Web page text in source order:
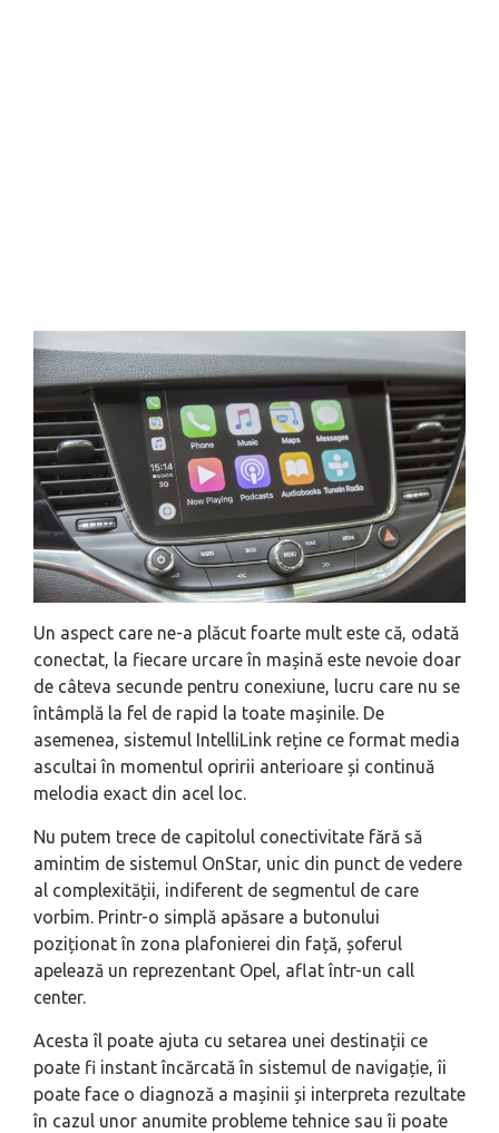
Un aspect care ne-a plăcut foarte mult este că, odată
conectat, la fiecare urcare în mașină este nevoie doar
de câteva secunde pentru conexiune, lucru care nu se
întâmplă la fel de rapid la toate mașinile. De
asemenea, sistemul IntelliLink reține ce format media
ascultai în momentul opririi anterioare și continuă
melodia exact din acel loc.
Nu putem trece de capitolul conectivitate fără să
amintim de sistemul OnStar, unic din punct de vedere
al complexității, indiferent de segmentul de care
vorbim. Printr-o simplă apăsare a butonului
poziționat în zona plafonierei din față, șoferul
apelează un reprezentant Opel, aflat într-un call
center.
Acesta îl poate ajuta cu setarea unei destinații ce
poate fi instant încărcată în sistemul de navigație, îi
poate face o diagnoză a mașinii și interpreta rezultate
în cazul unor anumite probleme tehnice sau îi poate